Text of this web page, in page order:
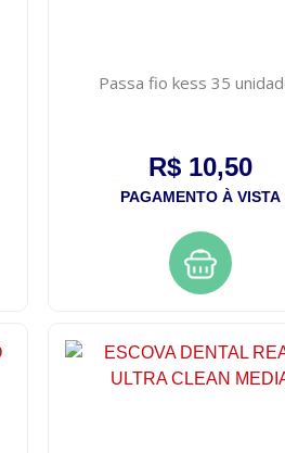
Passa fio kess 35
R$ 10,50
PAGAMENTO À VISTA